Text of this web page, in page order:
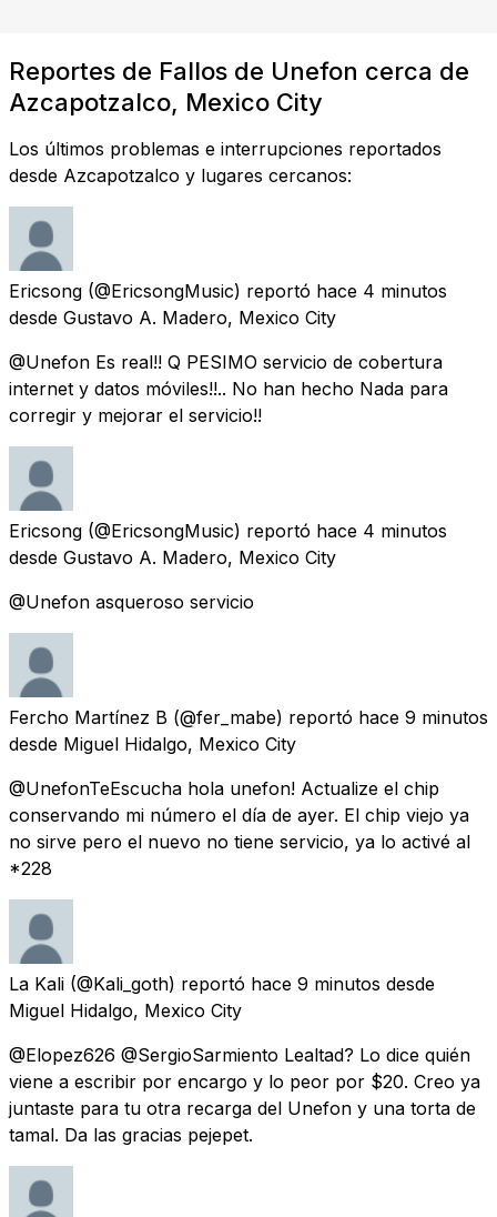
Reportes de Fallos de Unefon cerca de
Azcapotzalco, Mexico City
Los últimos problemas e interrupciones reportados
desde Azcapotzalco y lugares cercanos:
Ericsong (@EricsongMusic) reportó hace 4 minutos
desde Gustavo A. Madero, Mexico City
@Unefon Es real!! Q PESIMO servicio de cobertura
internet y datos móviles!!.. No han hecho Nada para
corregir y mejorar el servicio!!
Ericsong (@EricsongMusic) reportó hace 4 minutos
desde Gustavo A. Madero, Mexico City
@Unefon asqueroso servicio
Fercho Martínez B (@fer_mabe) reportó hace 9 minutos
desde Miguel Hidalgo, Mexico City
@UnefonTeEscucha hola unefon! Actualize el chip
conservando mi número el día de ayer. El chip viejo ya
no sirve pero el nuevo no tiene servicio, ya lo activé al
*228
La Kali (@Kali_goth) reportó hace 9 minutos desde
Miguel Hidalgo, Mexico City
@Elopez626 @SergioSarmiento Lealtad? Lo dice quién
viene a escribir por encargo y lo peor por $20. Creo ya
juntaste para tu otra recarga del Unefon y una torta de
tamal. Da las gracias pejepet.